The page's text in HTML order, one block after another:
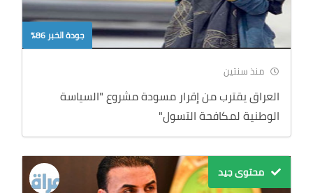
جودة الخبر 86%
منذ سنتين
العراق يقترب من إقرار مسودة مشروع "السياسة
الوطنية لمكافحة التسول"
محتوى جيد